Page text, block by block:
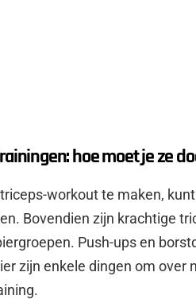
hoe moet je ze
workout te maken,
Bovendien zijn krachtige
Push-ups en
zijn enkele dingen om over